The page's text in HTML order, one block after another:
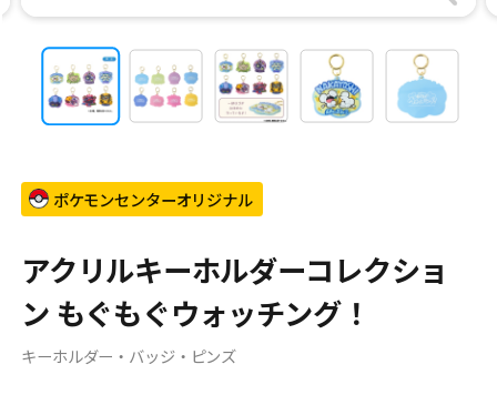
ポケモンセンターオリジナル
アクリルキーホルダーコレクショ
ン もぐもぐウォッチング！
キーホルダー・バッジ・ピンズ